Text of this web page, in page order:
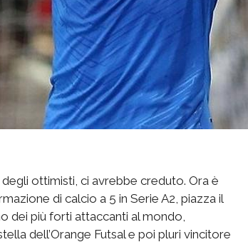
ottimisti, ci avrebbe creduto. Ora è
di calcio a 5 in Serie A2, piazza il
dei più forti attaccanti al mondo,
dell’Orange Futsal e poi pluri vincitore